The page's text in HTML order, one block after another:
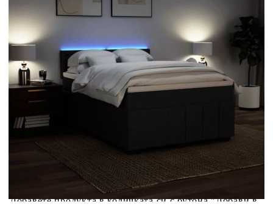
Предоставената таблица е с информационна цел.
Добавете продукта в количката си с бутона "Добави в
количката" и при поръчка ще можете да изберете броя
вноски на кредита.
Предоставената таблица е с информационна цел.
Добавете продукта в количката си с бутона "Добави в
количката" и при поръчка ще можете да изберете броя
вноски на кредита.
Предоставената таблица е с информационна цел.
Добавете продукта в количката си с бутона "Добави в
количката" и при поръчка ще можете да изберете броя
вноски на кредита.
Предоставената таблица е с информационна цел.
Добавете продукта в количката си с бутона "Добави в